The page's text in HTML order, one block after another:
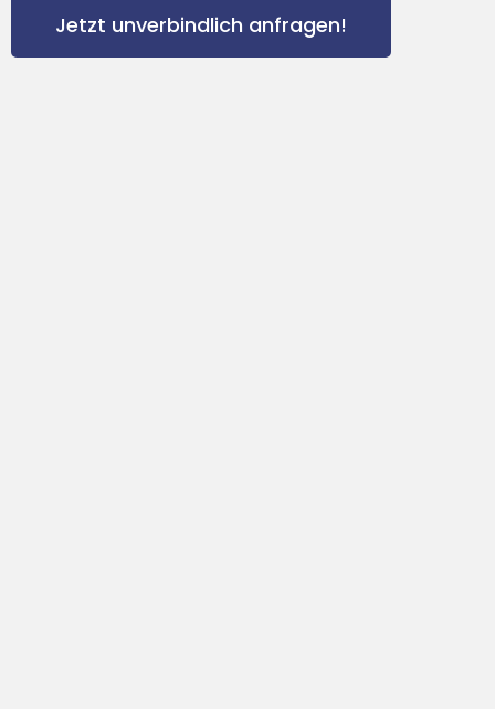
Jetzt unverbindlich anfragen!